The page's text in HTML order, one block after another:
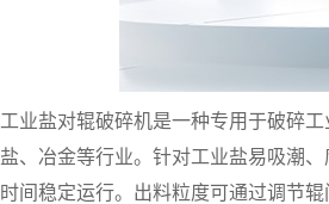
工业盐对辊破碎机是一种专用于破碎
盐、冶金等行业。针对工业盐易吸潮
时间稳定运行。出料粒度可通过调节